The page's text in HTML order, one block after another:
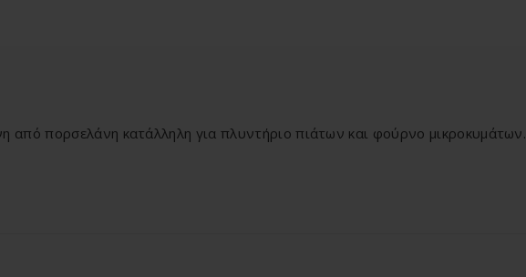
από πορσελάνη κατάλληλη για πλυντήριο πιάτων και φούρνο μικροκυμάτων.